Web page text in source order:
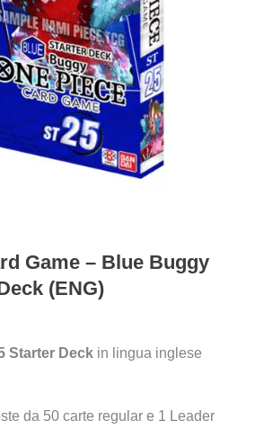
Game – Blue Buggy
(ENG)
Starter Deck in lingua inglese
da 50 carte regular e 1 Leader